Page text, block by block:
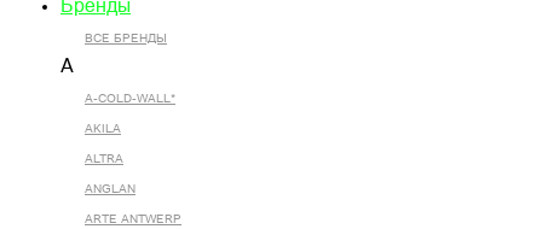
Бренды
ВСЕ БРЕНДЫ
A
A-COLD-WALL*
AKILA
ALTRA
ANGLAN
ARTE ANTWERP